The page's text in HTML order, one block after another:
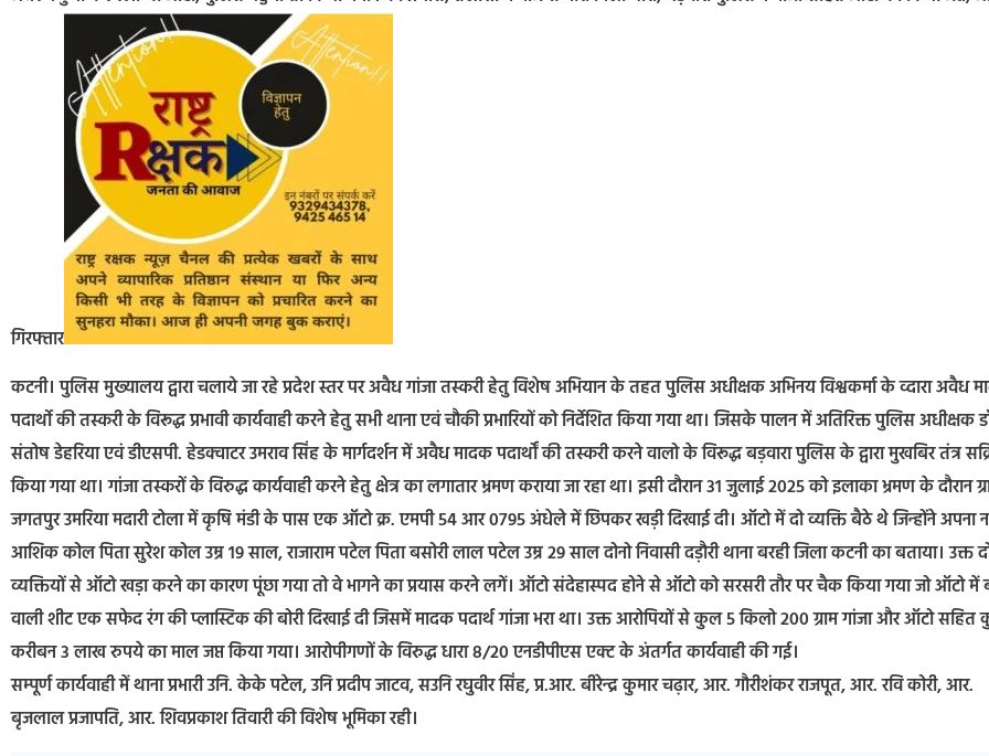
गिरफ्तार
कटनी। पुलिस मुख्यालय द्वारा चलाये जा रहे प्रदेश स्तर पर अवैध गांजा तस्करी हेतु विशेष अभियान के तहत पुलिस अधीक्षक अभिनय विश्वकर्मा के व्दारा अवैध
पदार्थो की तस्करी के विरूद्ध प्रभावी कार्यवाही करने हेतु सभी थाना एवं चौकी प्रभारियों को निर्देशित किया गया था। जिसके पालन में अतिरिक्त पुलिस अधीक्षक
संतोष डेहरिया एवं डीएसपी. हेडक्वाटर उमराव सिंह के मार्गदर्शन में अवैध मादक पदार्थों की तस्करी करने वालो के विरूद्ध बड़वारा पुलिस के द्वारा मुखबिर तंत्र
किया गया था। गांजा तस्करों के विरुद्ध कार्यवाही करने हेतु क्षेत्र का लगातार भ्रमण कराया जा रहा था। इसी दौरान 31 जुलाई 2025 को इलाका भ्रमण के दौरान
जगतपुर उमरिया मदारी टोला में कृषि मंडी के पास एक ऑटो क्र. एमपी 54 आर 0795 अंधेले में छिपकर खड़ी दिखाई दी। ऑटो में दो व्यक्ति बैठे थे जिन्होंने अपना
आशिक कोल पिता सुरेश कोल उम्र 19 साल, राजाराम पटेल पिता बसोरी लाल पटेल उम्र 29 साल दोनो निवासी दड़ौरी थाना बरही जिला कटनी का बताया। उक्त
व्यक्तियों से ऑटो खड़ा करने का कारण पूंछा गया तो वे भागने का प्रयास करने लगें। ऑटो संदेहास्पद होने से ऑटो को सरसरी तौर पर चैक किया गया जो ऑटो में
वाली शीट एक सफेद रंग की प्लास्टिक की बोरी दिखाई दी जिसमें मादक पदार्थ गांजा भरा था। उक्त आरोपियों से कुल 5 किलो 200 ग्राम गांजा और ऑटो
करीबन 3 लाख रुपये का माल जप्त किया गया। आरोपीगणों के विरुद्ध धारा 8/20 एनडीपीएस एक्ट के अंतर्गत कार्यवाही की गई।
सम्पूर्ण कार्यवाही में थाना प्रभारी उनि. केके पटेल, उनि प्रदीप जाटव, सउनि रघुवीर सिंह, प्र.आर. बीरेन्द्र कुमार चढ़ार, आर. गौरीशंकर राजपूत, आर. रवि कोरी, आर.
बृजलाल प्रजापति, आर. शिवप्रकाश तिवारी की विशेष भूमिका रही।